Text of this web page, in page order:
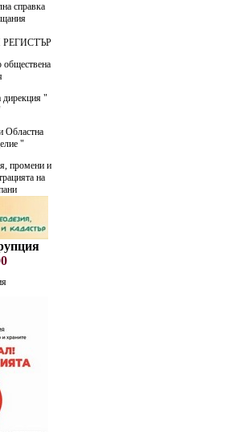
справка
обществена
дирекция "
Областна
"
промени и
на